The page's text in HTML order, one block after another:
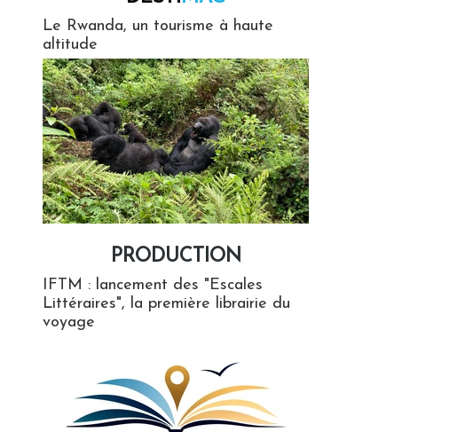
Le Rwanda, un tourisme à haute
altitude
PRODUCTION
IFTM : lancement des "Escales
Littéraires", la première librairie du
voyage